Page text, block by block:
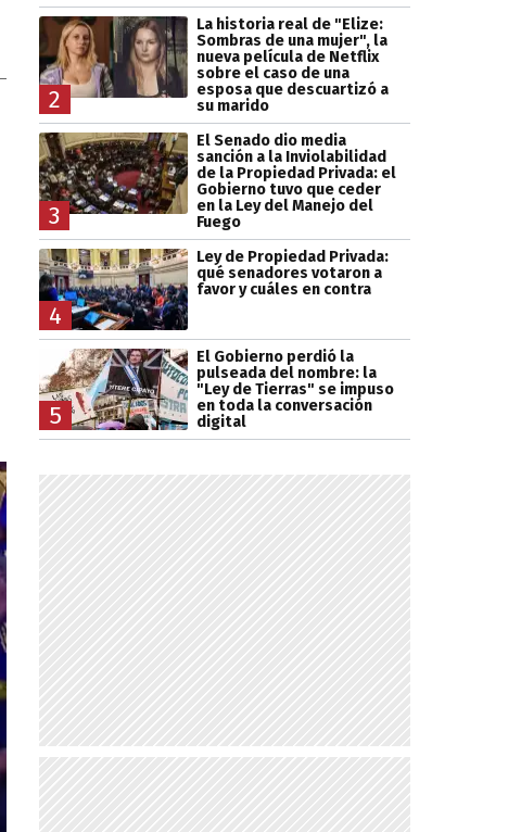
2
La historia real de "Elize:
Sombras de una mujer", la
nueva película de Netflix
sobre el caso de una
esposa que descuartizó a
su marido
3
El Senado dio media
sanción a la Inviolabilidad
de la Propiedad Privada: el
Gobierno tuvo que ceder
en la Ley del Manejo del
Fuego
4
Ley de Propiedad Privada:
qué senadores votaron a
favor y cuáles en contra
5
El Gobierno perdió la
pulseada del nombre: la
"Ley de Tierras" se impuso
en toda la conversación
digital